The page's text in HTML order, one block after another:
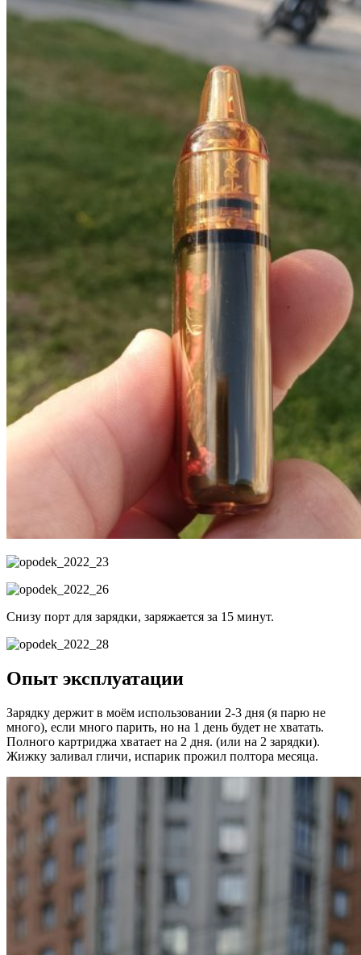
Снизу порт для зарядки, заряжается за 15 минут.
Опыт эксплуатации
Зарядку держит в моём использовании 2-3 дня (я парю не
много), если много парить, но на 1 день будет не хватать.
Полного картриджа хватает на 2 дня. (или на 2 зарядки).
Жижку заливал гличи, испарик прожил полтора месяца.